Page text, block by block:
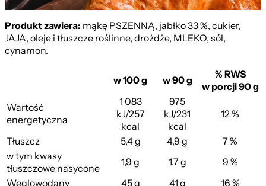
Sezonowa z Malinami 120g
Produkt zawiera: mąkę PSZENNĄ, jabłko 33 %, cukier,
JAJA, oleje i tłuszcze roślinne, drożdże, MLEKO, sól,
cynamon.
w 100 g w 90 g
% RWS
w porcji 90 g
Wartość
energetyczna
1 083
kJ/257
kcal
975
kJ/231
kcal
12 %
Tłuszcz 5,4 g 4,9 g
7 %
w tym kwasy
tłuszczowe nasycone
1,9 g 1,7 g
9 %
Węglowodany
45 g 41 g
16 %